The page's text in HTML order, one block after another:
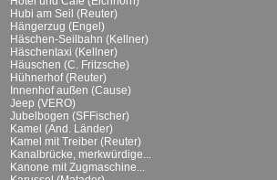
Hubi am Seil (Reuter)
Hängerzug (Engel)
Häschen-Seilbahn (Kellner)
Häschentaxi (Kellner)
Häuschen (C. Fritzsche)
Hühnerhof (Reuter)
Innenhof außen (Cause)
Jeep (VERO)
Jubelbogen (SFFischer)
Kamel (And. Länder)
Kamel mit Treiber (Reuter)
Kanalbrücke, merkwürdige...
Kanone mit Zugmaschine...